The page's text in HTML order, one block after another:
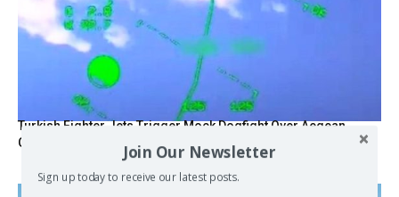
Turkish Fighter Jets Trigger Mock Dogfight Over Aegean,
Greece Says
Join Our Newsletter
Sign up today to receive our latest posts.